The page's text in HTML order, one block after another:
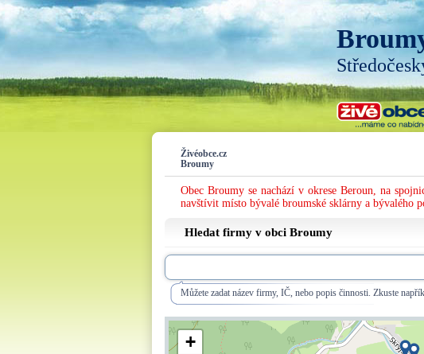
Živéobce.cz
Broumy
Obec Broumy se nachází v okrese Beroun, na
navštívit místo bývalé broumské sklárny a bývalého
Hledat firmy v obci Broumy
Můžete zadat název firmy, IČ, nebo popis činnosti. Zkuste
+